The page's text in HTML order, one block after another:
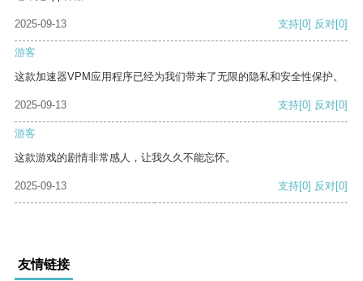
2025-09-13 支持[0] 反对[0]
游客
这款加速器VPM应用程序已经为我们带来了无限的隐私和安全性保护。
2025-09-13 支持[0] 反对[0]
游客
这款游戏的剧情非常感人，让我久久不能忘怀。
2025-09-13 支持[0] 反对[0]
友情链接